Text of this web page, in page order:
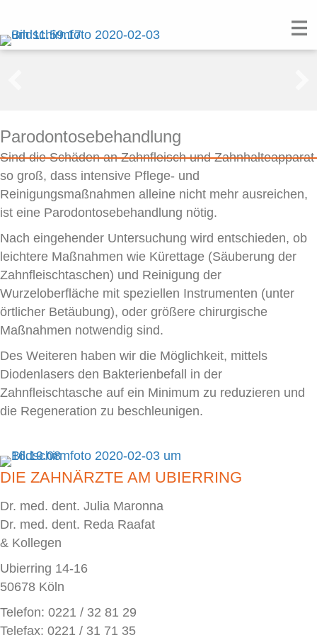
DIE ZAHNÄRZTE AM UBIERRING
Dr. med. dent. Julia Maronna
Dr. med. dent. Reda Raafat
& Kollegen
Ubierring 14-16
50678 Köln
Telefon: 0221 / 32 81 29
Telefax: 0221 / 31 71 35
Parodontosebehandlung
Sind die Schäden an Zahnfleisch und Zahnhalteapparat
so groß, dass intensive Pflege- und
Reinigungsmaßnahmen alleine nicht mehr ausreichen,
ist eine Parodontosebehandlung nötig.
Nach eingehender Untersuchung wird entschieden, ob
leichtere Maßnahmen wie Kürettage (Säuberung der
Zahnfleischtaschen) und Reinigung der
Wurzeloberfläche mit speziellen Instrumenten (unter
örtlicher Betäubung), oder größere chirurgische
Maßnahmen notwendig sind.
Des Weiteren haben wir die Möglichkeit, mittels
Diodenlasers den Bakterienbefall in der
Zahnfleischtasche auf ein Minimum zu reduzieren und
die Regeneration zu beschleunigen.